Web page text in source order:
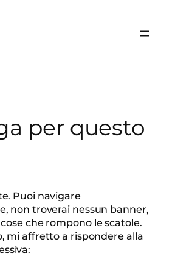
per questo
Puoi navigare
non troverai nessun banner,
che rompono le scatole.
mi affretto a rispondere alla